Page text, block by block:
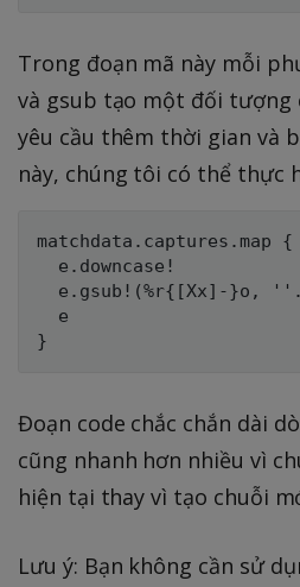
Trong đoạn mã này mỗi
và gsub tạo một đối tượng
yêu cầu thêm thời gian và
này, chúng tôi có thể thực
matchdata.captures.map
  e.downcase!
e.gsub!(%r{[Xx]-}o,
  e
Đoạn code chắc chắn dài
cũng nhanh hơn nhiều vì
hiện tại thay vì tạo chuỗi
Lưu ý: Bạn không cần sử